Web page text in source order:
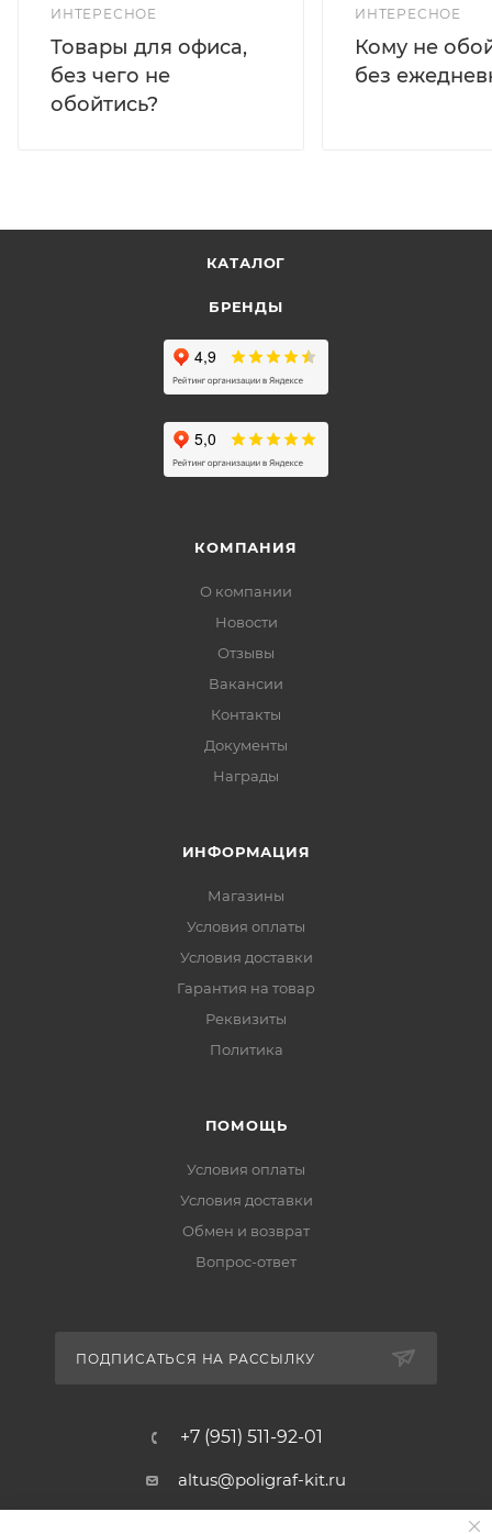
ИНТЕРЕСНОЕ
Товары для офиса,
без чего не
обойтись?
ИНТЕРЕСНОЕ
Кому не
без
КАТАЛОГ
БРЕНДЫ
КОМПАНИЯ
О компании
Новости
Отзывы
Вакансии
Контакты
Документы
Награды
ИНФОРМАЦИЯ
Магазины
Условия оплаты
Условия доставки
Гарантия на товар
Реквизиты
Политика
ПОМОЩЬ
Условия оплаты
Условия доставки
Обмен и возврат
Вопрос-ответ
ПОДПИСАТЬСЯ НА РАССЫЛКУ
+7 (951) 511-92-01
altus@poligraf-kit.ru